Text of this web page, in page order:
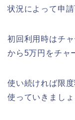
状況によって申
初回利用時はチ
から5万円をチャ
使い続ければ限
使っていきましょ